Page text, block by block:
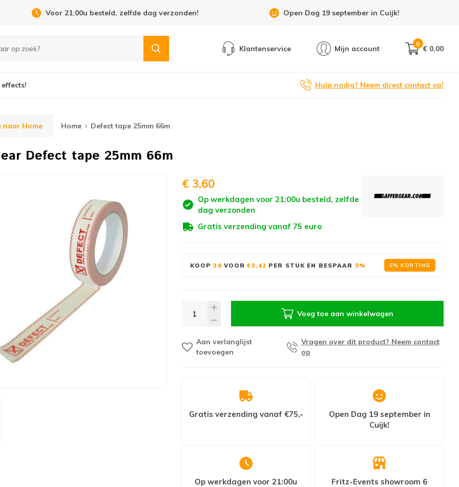
Open Dag 19 september in Cuijk! Showroom 6 dagen per week geopend!
Klantenservice Mijn account
0
€ 0,00
Hulp nodig? Neem direct contact op!
naar Home Home Defect tape 25mm 66m
Defect tape 25mm 66m
€ 3,60
Op werkdagen voor 21:00u besteld, zelfde
dag verzonden
Gratis verzending vanaf 75 euro
KOOP36 VOOR€3,42 PER STUK EN BESPAAR 5% 5% KORTING
Voeg toe aan winkelwagen
Aan verlanglijst
toevoegen
Vragen over dit product? Neem contact
op
Gratis verzending vanaf €75,-
Open Dag 19 september in
Cuijk!
Op werkdagen voor 21:00u
Fritz-Events showroom 6